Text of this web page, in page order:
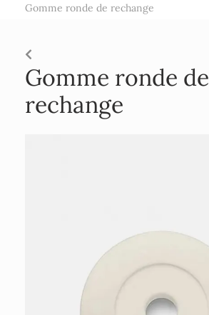
Gomme ronde de rechange
Gomme ronde de
rechange